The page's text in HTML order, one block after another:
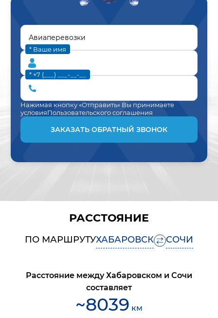
* Ваше имя
* +7 (___) ___-__-__
Нажимая кнопку «Отправить» Вы принимаете
условияПользовательского соглашения
ЗАКАЗАТЬ ОБРАТНЫЙ ЗВОНОК
РАССТОЯНИЕ
ПО МАРШРУТУХАБАРОВСК СОЧИ
Расстояние междуХабаровском и Сочи
составляет
~8039 км